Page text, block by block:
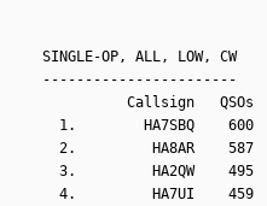
SINGLE-OP, ALL, LOW, CW
-----------------------
Callsign   QSOs  Points
1.        HA7SBQ    600
2.         HA8AR    587
3.         HA2QW    495
4.         HA7UI    459